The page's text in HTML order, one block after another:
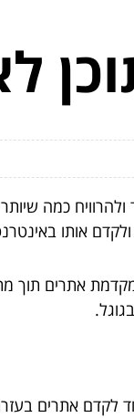
כמה
אותו
אתרים
אתרים בעזרת